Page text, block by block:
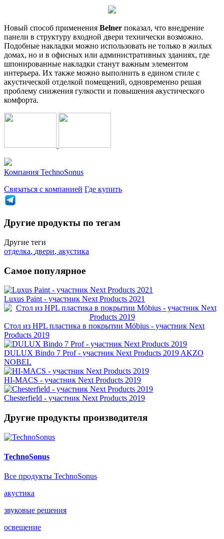
Новый способ применения Belner показал, что внедрение
панели в структуру входной двери технически возможно.
Подобные накладки можно использовать не только в жилых
домах, но и в офисных или административных зданиях, где
шпонированные накладки станут важным элементом
интерьера. Их также можно выполнить в едином стиле с
акустической отделкой помещений, одновременно решая
проблему снижения гулкости и повышения акустического
комфорта.
Компания TechnoSonus
Связаться с компанией Где купить
Другие продукты по тегам
Другие теги
отделка, двери, акустика
Самое популярное
Luxus Paint - участник Next Products 2021
Стол из HPL пластика в покрытии Möbius - участник Next
Products 2019
DULUX Bindo 7 Prof - участник Next Products 2019 AKZO
NOBEL
HI-MACS - участник Next Products 2019
Chesterfield - участник Next Products 2019
Другие продукты производителя
TechnoSonus
Все продукты TechnoSonus
акустика
звуковые решения
освещение